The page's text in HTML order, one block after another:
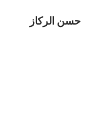
حسن الركاز